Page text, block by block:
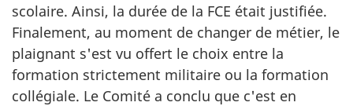
scolaire. Ainsi, la durée de la FCE était justifiée.
Finalement, au moment de changer de métier, le
plaignant s'est vu offert le choix entre la
formation strictement militaire ou la formation
collégiale. Le Comité a conclu que c'est en